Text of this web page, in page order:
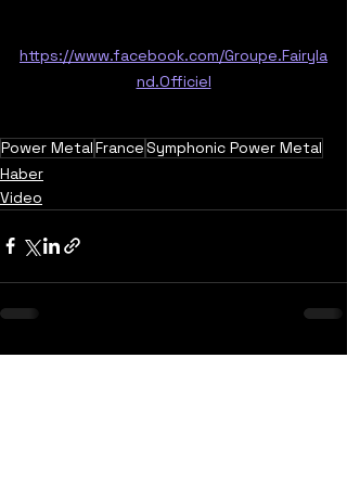
https://www.facebook.com/Groupe.Fairyla
nd.Officiel
Power MetalFranceSymphonic Power Metal
Haber
Video